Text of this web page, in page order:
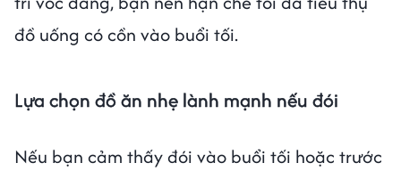
đồ uống có cồn vào buổi tối.
Lựa chọn đồ ăn nhẹ lành mạnh nếu đói
Nếu bạn cảm thấy đói vào buổi tối hoặc trước